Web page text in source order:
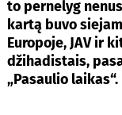
to pernelyg
kartą buvo
Europoje, JAV ir
džihadistais,
„Pasaulio laikas“.